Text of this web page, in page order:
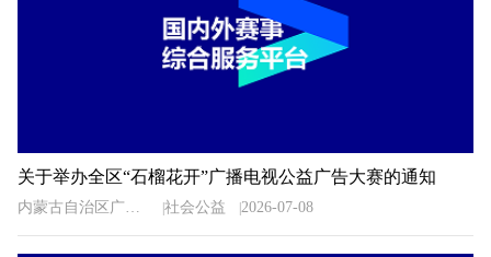
关于举办全区“石榴花开”广播电视公益广告大赛的通知
内蒙古自治区广播电视局 社会公益 2026-07-08